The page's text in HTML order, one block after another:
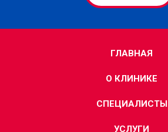
ГЛАВНАЯ
О КЛИНИКЕ
СПЕЦИАЛИСТЫ
УСЛУГИ